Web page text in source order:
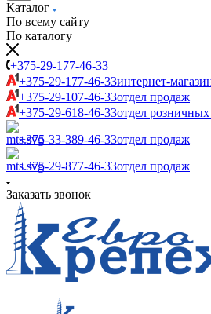
Каталог
По всему сайту
По каталогу
+375-29-177-46-33
+375-29-177-46-33интернет-
+375-29-107-46-33отдел продаж
+375-29-618-46-33отдел
+375-33-389-46-33отдел продаж
+375-29-877-46-33отдел продаж
Заказать звонок